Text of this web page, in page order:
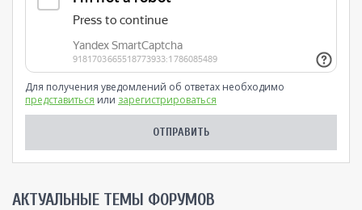
Для получения уведомлений об ответах необходимо
представиться или зарегистрироваться
AКТУАЛЬНЫЕ ТЕМЫ ФОРУМОВ